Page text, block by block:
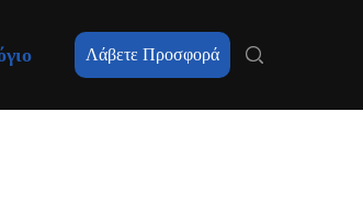
Λάβετε Προσφορά